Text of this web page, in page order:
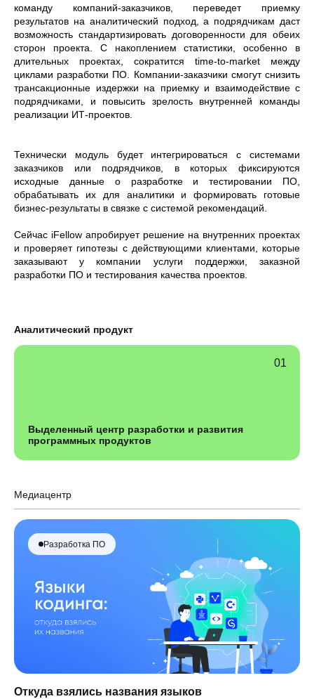
команду компаний-заказчиков, переведет приемку
результатов на аналитический подход, а подрядчикам даст
возможность стандартизировать договоренности для обеих
сторон проекта. С накоплением статистики, особенно в
длительных проектах, сократится time-to-market между
циклами разработки ПО. Компании-заказчики смогут снизить
трансакционные издержки на приемку и взаимодействие с
подрядчиками, и повысить зрелость внутренней команды
реализации ИТ-проектов.
Технически модуль будет интегрироваться с системами
заказчиков или подрядчиков, в которых фиксируются
исходные данные о разработке и тестировании ПО,
обрабатывать их для аналитики и формировать готовые
бизнес-результаты в связке с системой рекомендаций.
Сейчас iFellow апробирует решение на внутренних проектах
и проверяет гипотезы с действующими клиентами, которые
заказывают у компании услуги поддержки, заказной
разработки ПО и тестирования качества проектов.
Аналитический продукт
Выделенный центр разработки и развития
программных продуктов
Медиацентр
Разработка ПО
Откуда взялись названия языков